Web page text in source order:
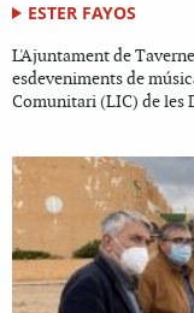
ESTER FAYOS
L'Ajuntament de
esdeveniments de
Comunitari (LIC) de les